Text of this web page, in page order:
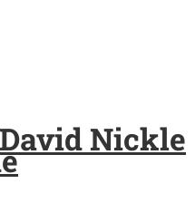
Nickle